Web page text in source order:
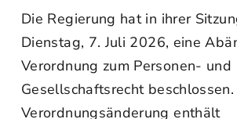
Die Regierung hat in ihrer
Dienstag, 7. Juli 2026, eine
Verordnung zum Personen- und
Gesellschaftsrecht beschlossen.
Verordnungsänderung enthält